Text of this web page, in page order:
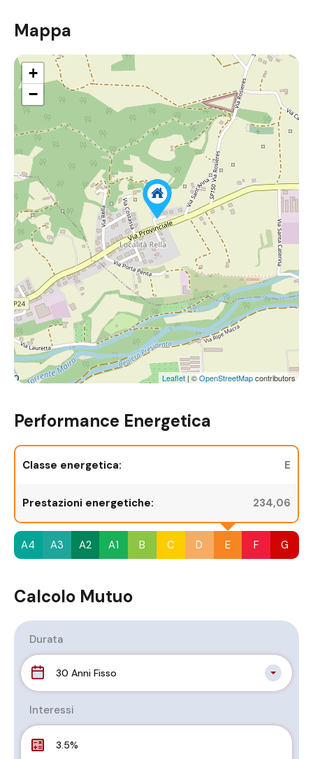
Mappa
+
−
Leaflet| ©OpenStreetMapcontributors
Performance Energetica
Classe energetica: E
Prestazioni energetiche: 234,06
A4 A3 A2 A1 B C D E F G
Calcolo Mutuo
Durata
30 Anni Fisso
Interessi